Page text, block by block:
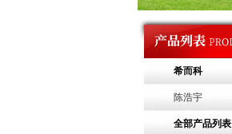
希而科
陈浩宇
全部产品列表